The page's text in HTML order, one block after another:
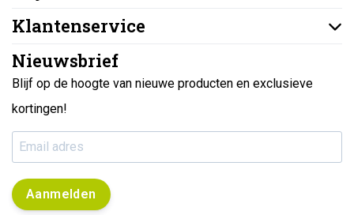
Klantenservice
Nieuwsbrief
Blijf op de hoogte van nieuwe producten en exclusieve
kortingen!
Aanmelden